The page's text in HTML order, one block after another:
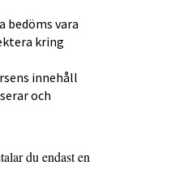
bedöms vara
kring
innehåll
och
du endast en